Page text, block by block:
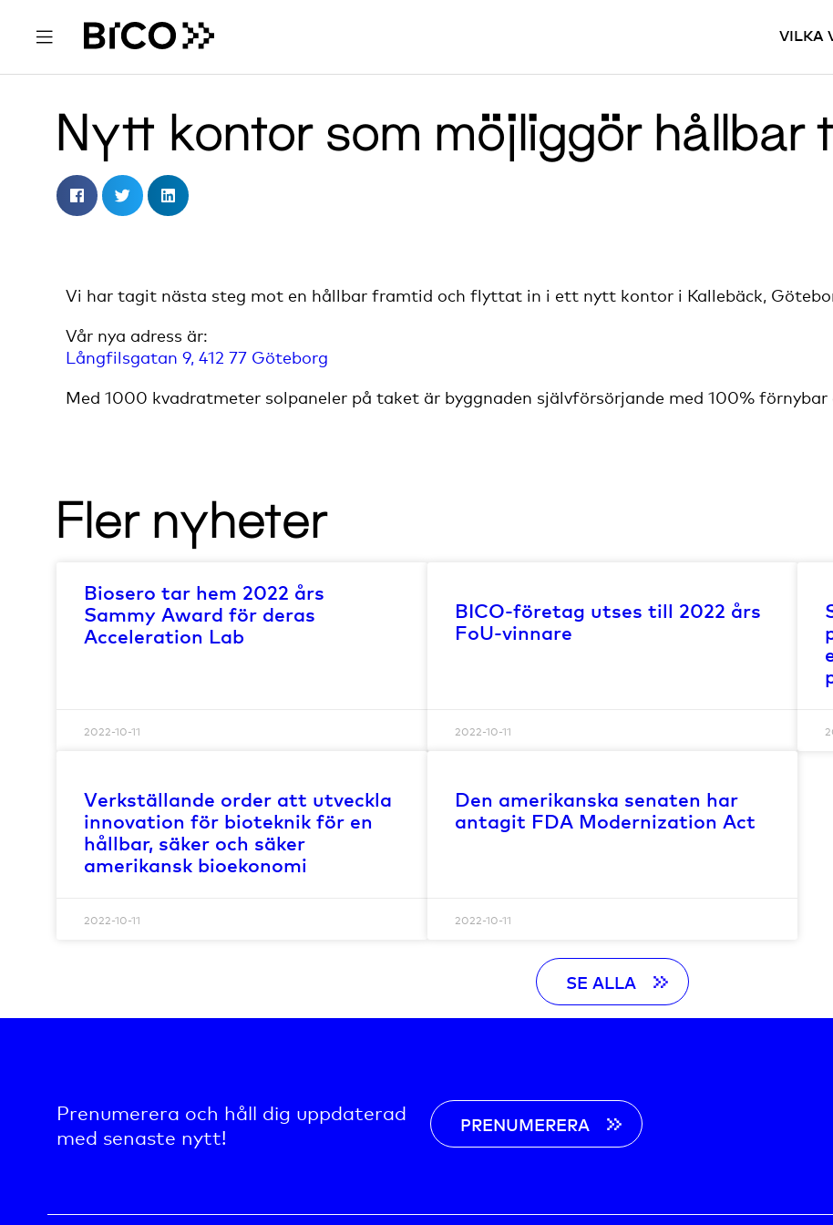
VILKA
oktober 11, 2022
8:05 f m
Nytt kontor som möjliggör hållbar
Vi har tagit nästa steg mot en hållbar framtid och flyttat in i ett nytt kontor i Kallebäck,
Vår nya adress är:
Långfilsgatan 9, 412 77 Göteborg
Med 1000 kvadratmeter solpaneler på taket är byggnaden självförsörjande med 100% förnybar
Fler nyheter
Biosero tar hem 2022 års
Sammy Award för deras
Acceleration Lab
2022-10-11
BICO-företag utses till 2022 års
FoU-vinnare
2022-10-11
Verkställande order att utveckla
innovation för bioteknik för en
hållbar, säker och säker
amerikansk bioekonomi
2022-10-11
Den amerikanska senaten har
antagit FDA Modernization Act
2022-10-11
SE ALLA
Prenumerera och håll dig uppdaterad
med senaste nytt!
PRENUMERERA